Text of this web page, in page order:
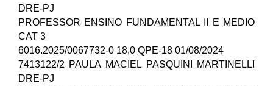
DRE-PJ
PROFESSOR ENSINO FUNDAMENTAL II E MEDIO
CAT 3
6016.2025/0067732-0 18,0 QPE-18 01/08/2024
7413122/2 PAULA MACIEL PASQUINI MARTINELLI
DRE-PJ